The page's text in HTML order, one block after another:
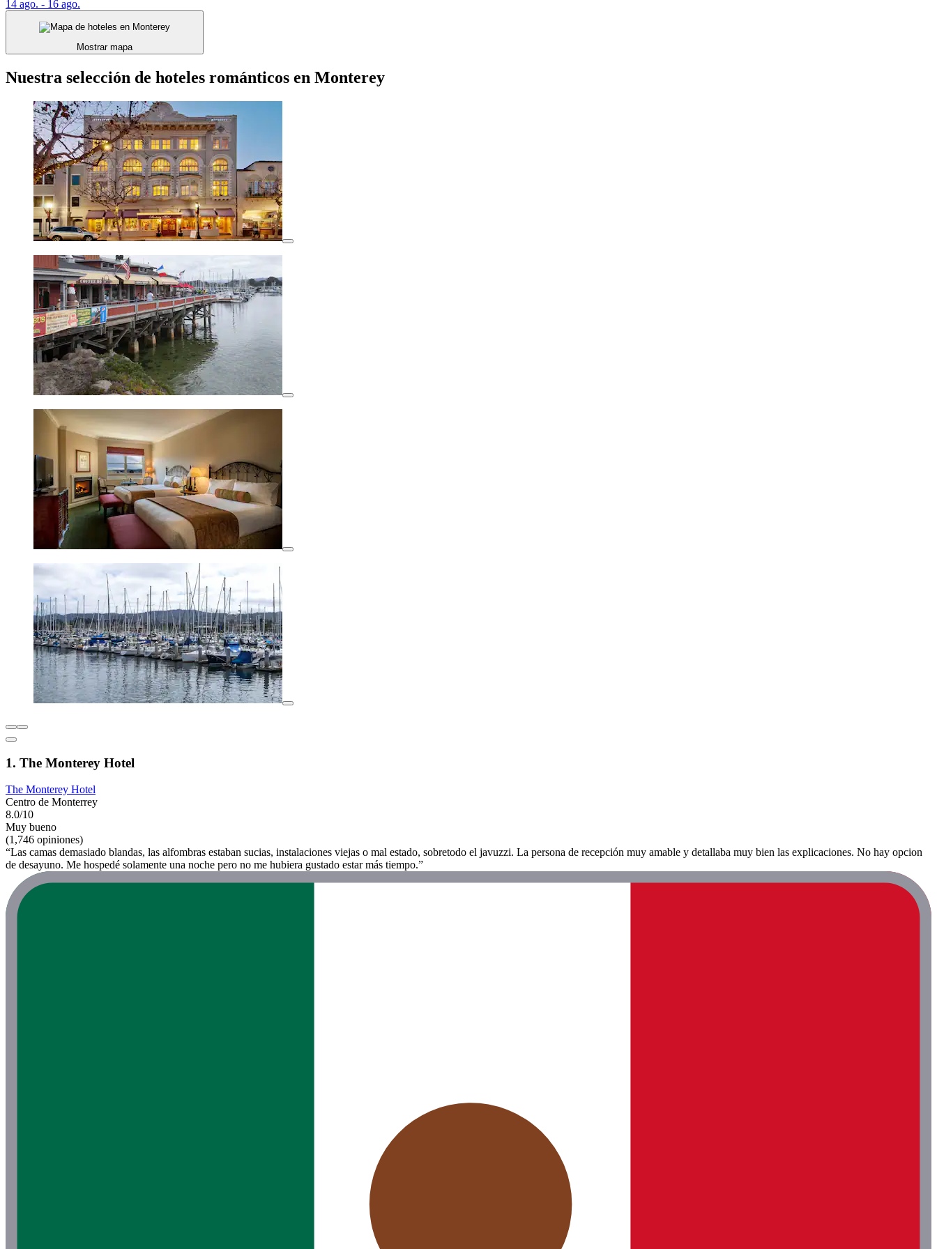
14 ago. - 16 ago.
Mostrar mapa
Nuestra selección de hoteles románticos en Monterey
1. The Monterey Hotel
The Monterey Hotel
Centro de Monterrey
8.0/10
Muy bueno
(1,746 opiniones)
“Las camas demasiado blandas, las alfombras estaban sucias, instalaciones viejas o mal estado, sobretodo el javuzzi. La persona de recepción muy amable y detallaba muy bien las explicaciones. No hay opcion
de desayuno. Me hospedé solamente una noche pero no me hubiera gustado estar más tiempo.”